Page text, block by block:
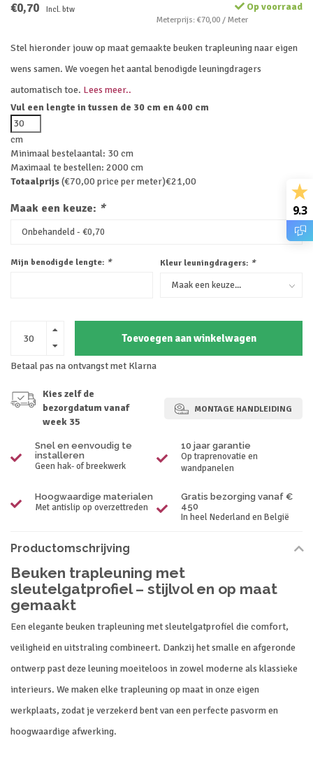
€0,70 Incl. btw Op voorraad
Meterprijs: €70,00 / Meter
Stel hieronder jouw op maat gemaakte beuken trapleuning naar eigen
wens samen. We voegen het aantal benodigde leuningdragers
automatisch toe. Lees meer..
Vul een lengte in tussen de 30 cm en 400 cm
cm
Minimaal bestelaantal: 30 cm
Maximaal te bestellen: 2000 cm
Totaalprijs(€70,00 price per meter)€21,00
Maak een keuze: *
Mijn benodigde lengte: * Kleur leuningdragers: *
Toevoegen aan winkelwagen
Betaal pas na ontvangst met Klarna
Kies zelf de
bezorgdatum vanaf
week 35
MONTAGE HANDLEIDING
Snel en eenvoudig te
installeren
Geen hak- of breekwerk
10 jaar garantie
Op traprenovatie en
wandpanelen
Hoogwaardige materialen
Met antislip op overzettreden
Gratis bezorging vanaf €
450
In heel Nederland en België
Productomschrijving
Beuken trapleuning met
sleutelgatprofiel – stijlvol en op maat
gemaakt
Eenelegante beukentrapleuningmetsleutelgatprofieldie comfort,
veiligheidenuitstralingcombineert. Dankzijhetsmalle enafgeronde
ontwerp pastdeze leuningmoeiteloos inzowelmoderne als klassieke
interieurs. We makenelke trapleuningop maat inonze eigen
werkplaats, zodatje verzekerdbentvaneenperfecte pasvormen
hoogwaardige afwerking.
9.3